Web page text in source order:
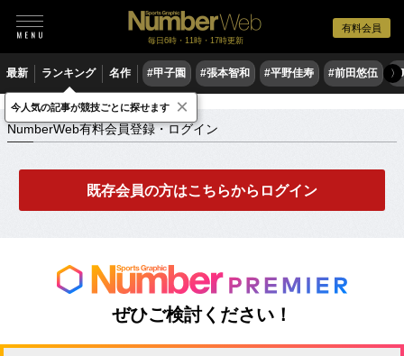
有料会員
毎日6時・11時・17時更新
最新 ランキング 名作 #甲子園 #張本智和 #平野佳寿 #前田悠伍 〉
NumberWeb有料会員登録・ログイン
NumberWeb有料会員登録・ログイン
既存会員の方はこちらからログイン
ぜひご検討ください！
今人気の記事が競技ごとに探せます ×